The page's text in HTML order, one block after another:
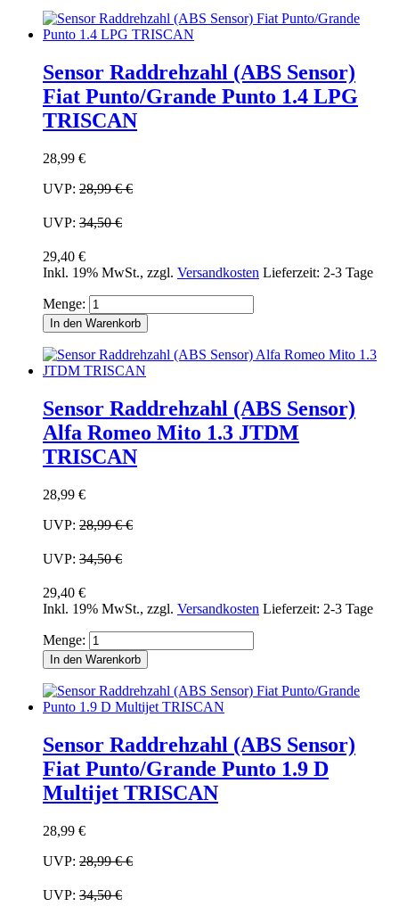
Sensor Raddrehzahl (ABS Sensor)
Fiat Punto/Grande Punto 1.4 LPG
TRISCAN
28,99 €
UVP: 28,99 €€
UVP: 34,50 €
29,40 €
Inkl. 19% MwSt., zzgl. Versandkosten Lieferzeit: 2-3 Tage
Menge:
In den Warenkorb
Sensor Raddrehzahl (ABS Sensor)
Alfa Romeo Mito 1.3 JTDM
TRISCAN
28,99 €
UVP: 28,99 €€
UVP: 34,50 €
29,40 €
Inkl. 19% MwSt., zzgl. Versandkosten Lieferzeit: 2-3 Tage
Menge:
In den Warenkorb
Sensor Raddrehzahl (ABS Sensor)
Fiat Punto/Grande Punto 1.9 D
Multijet TRISCAN
28,99 €
UVP: 28,99 €€
UVP: 34,50 €